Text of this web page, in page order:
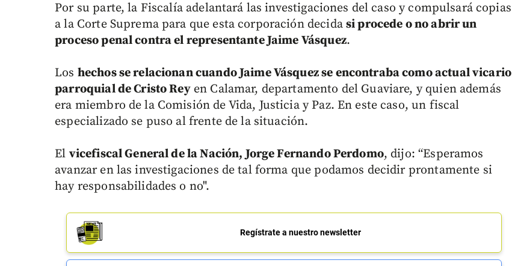
Por su parte, la Fiscalía adelantará las investigaciones del caso y compulsará copias
a la Corte Suprema para que esta corporación decida si procede o no abrir un
proceso penal contra el representante Jaime Vásquez.
Los hechos se relacionan cuando Jaime Vásquez se encontraba como actual vicario
parroquial de Cristo Reyen Calamar, departamento del Guaviare, y quien además
era miembro de la Comisión de Vida, Justicia y Paz. En este caso, un fiscal
especializado se puso al frente de la situación.
El vicefiscal General de la Nación, Jorge Fernando Perdomo, dijo: “Esperamos
avanzar en las investigaciones de tal forma que podamos decidir prontamente si
hay responsabilidades o no".
Regístrate a nuestro newsletter